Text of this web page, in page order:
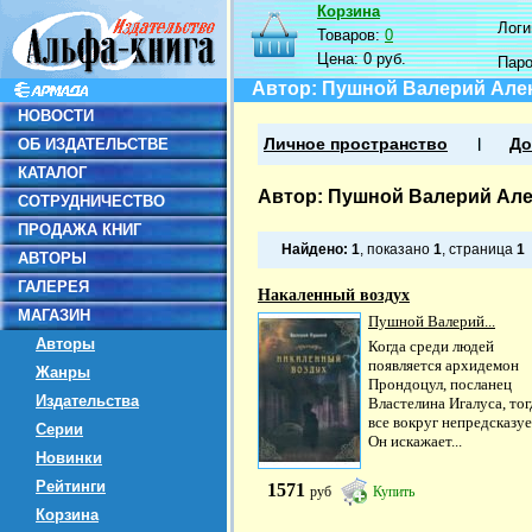
НОВОСТИ
ОБ ИЗДАТЕЛЬСТВЕ
КАТАЛОГ
СОТРУДНИЧЕСТВО
ПРОДАЖА КНИГ
АВТОРЫ
ГАЛЕРЕЯ
МАГАЗИН
Авторы
Жанры
Издательства
Серии
Новинки
Рейтинги
Корзина
Корзина
Товаров:0
Цена:0 руб.
Автор: Пушной Валерий
Личное пространство
Автор: Пушной Валерий
Найдено: 1, показано 1, страница 1
Накаленный воздух
Пушной Валерий...
Когда среди людей
появляется архидемон
Прондоцул, посланец
Властелина Игалуса,
все вокруг
Он искажает...
1571 руб Купить